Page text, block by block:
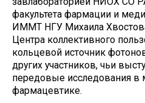
факультета фармации и
ИММТ НГУ Михаила
Центра коллективного
кольцевой источник
других участников, чьи
передовые исследования в
фармацевтике.